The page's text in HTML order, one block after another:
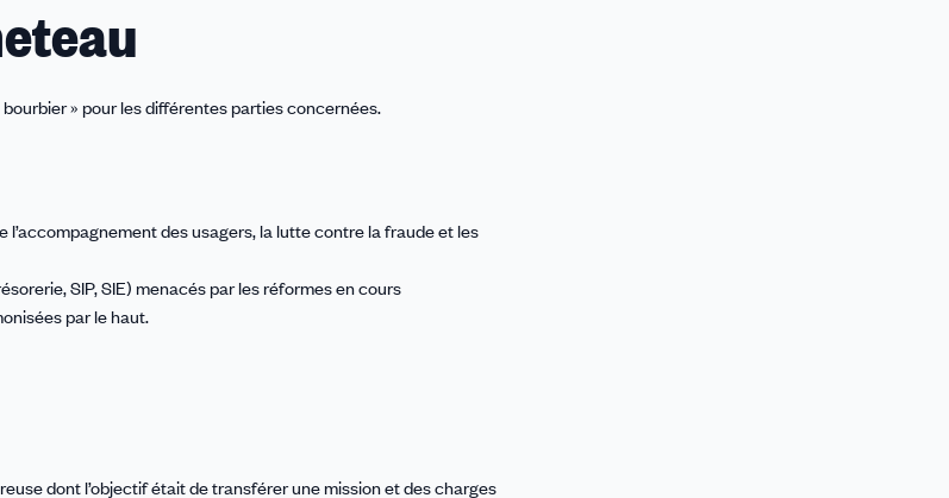
» pour les différentes parties concernées.
l’accompagnement des usagers, la lutte contre la fraude et les
SIP, SIE) menacés par les réformes en cours
par le haut.
dont l’objectif était de transférer une mission et des charges